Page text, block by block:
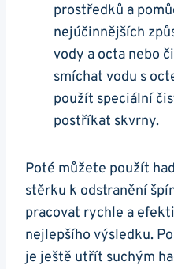
prostředků a
nejúčinnějších
vody a octa nebo
smíchat vodu s
použít speciální
postříkat skvrny.
Poté můžete použít
stěrku k odstranění
pracovat rychle a
nejlepšího výsledku.
je ještě utřít suchým